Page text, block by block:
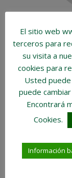
Si necesita
confíe en
estamos donde
Comparte la
VACACIONAL
Compártelo
LinkedIn
El sitio web
terceros para
su visita a
cookies para
Usted
puede
Encontrará
Cookies.
Información